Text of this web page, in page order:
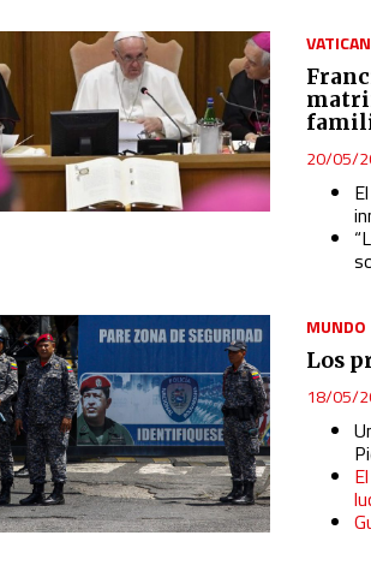
20/05/
MUNDO
Los
18/05/
services
to select content
data
on information actively requested